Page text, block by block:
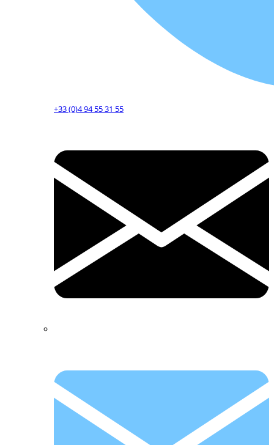
+33 (0)4 94 55 31 55